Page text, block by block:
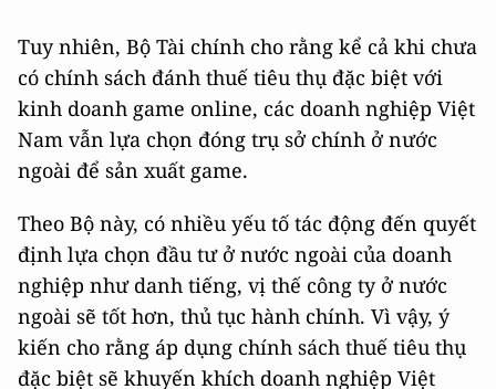
Tuy nhiên, Bộ Tài chính cho rằng kể cả khi chưa
có chính sách đánh thuế tiêu thụ đặc biệt với
kinh doanh game online, các doanh nghiệp Việt
Nam vẫn lựa chọn đóng trụ sở chính ở nước
ngoài để sản xuất game.
Theo Bộ này, có nhiều yếu tố tác động đến quyết
định lựa chọn đầu tư ở nước ngoài của doanh
nghiệp như danh tiếng, vị thế công ty ở nước
ngoài sẽ tốt hơn, thủ tục hành chính. Vì vậy, ý
kiến cho rằng áp dụng chính sách thuế tiêu thụ
đặc biệt sẽ khuyến khích doanh nghiệp Việt